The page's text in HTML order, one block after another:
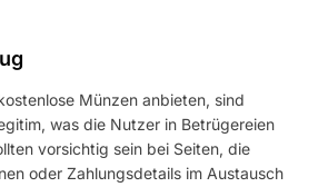
Münzen anbieten, sind
was die Nutzer in Betrügereien
vorsichtig sein bei Seiten, die
oder Zahlungsdetails im Austausch